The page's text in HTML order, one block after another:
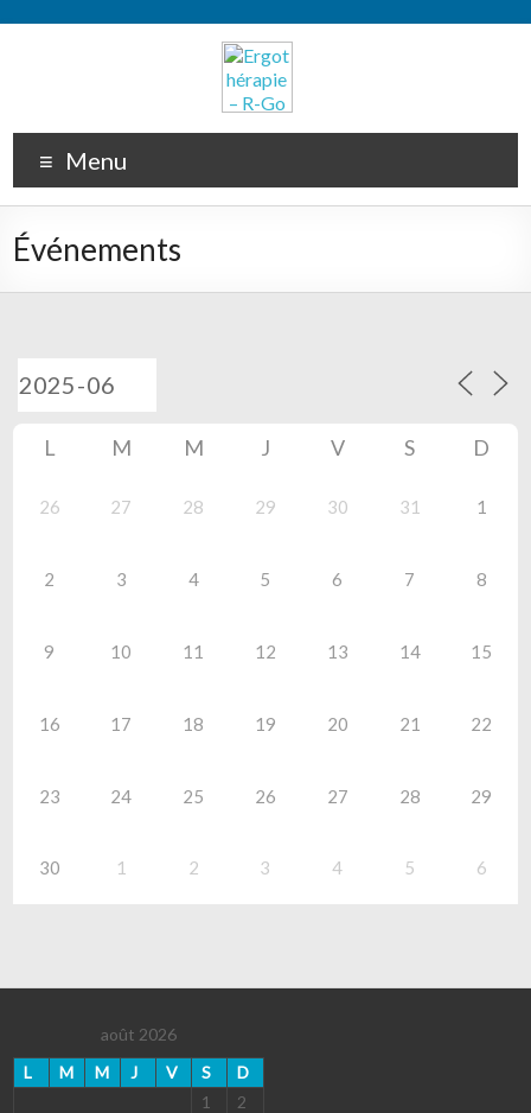
Menu
Événements
L M M J V S D
26 27 28 29 30 31 1
2 3 4 5 6 7 8
9 10 11 12 13 14 15
16 17 18 19 20 21 22
23 24 25 26 27 28 29
30 1 2 3 4 5 6
août 2026
L
M M J V S
D
1
2